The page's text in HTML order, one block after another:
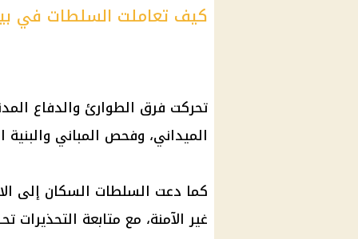
كيف تعاملت السلطات في
تحركت فرق الطوارئ والدفاع
الميداني، وفحص المباني والبنية
كما دعت السلطات السكان إلى
غير الآمنة، مع متابعة